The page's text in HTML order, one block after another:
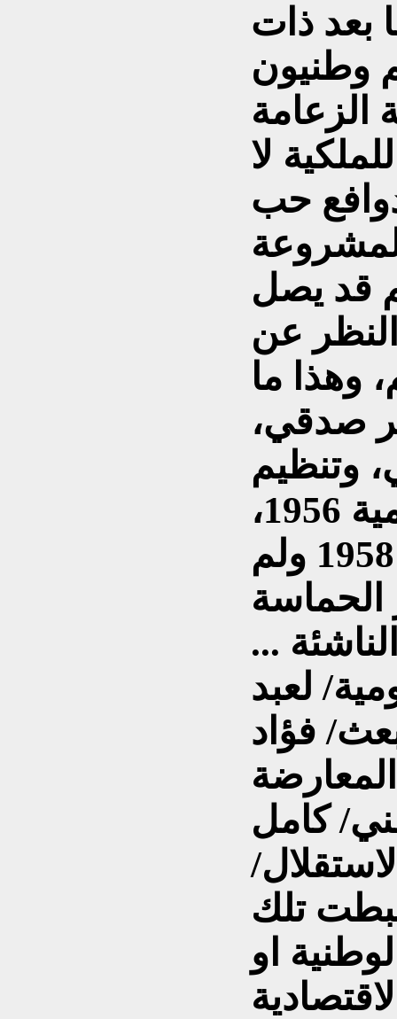
بعد ذات
وطنيون
الزعامة
لا
حب
قد يصل
عن
وهذا ما
بكر صدقي،
وتنظيم
الظباط/ اجتماع الكاظمية 1956،
واخيرا 1957وصولا إلى 1958 ولم
الحماسة
...
القومية/ لعبد
فؤاد
كامل
تلك
او